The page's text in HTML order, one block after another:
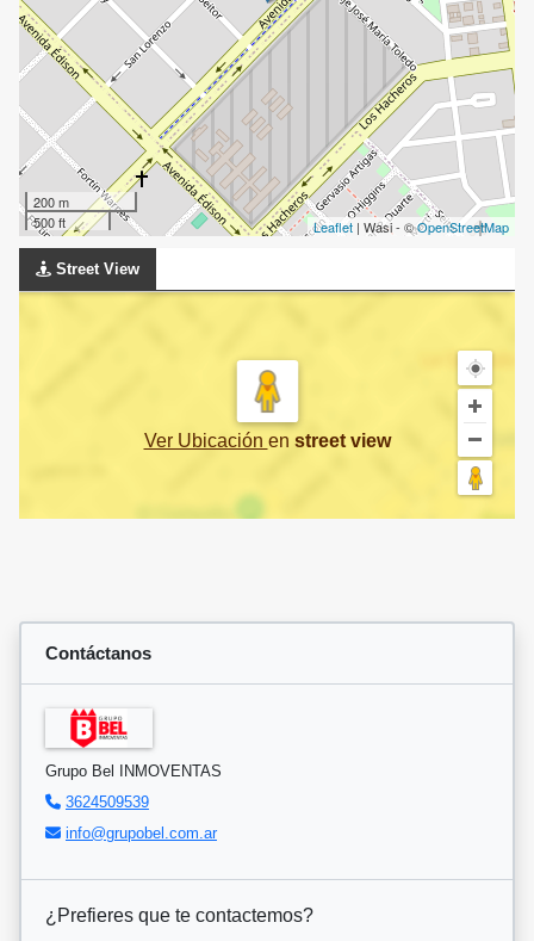
200 m
500 ft
Leaflet | Wasi - ©OpenStreetMap
Street View
Ver Ubicación en street view
Contáctanos
Grupo Bel INMOVENTAS
3624509539
info@grupobel.com.ar
¿Prefieres que te contactemos?